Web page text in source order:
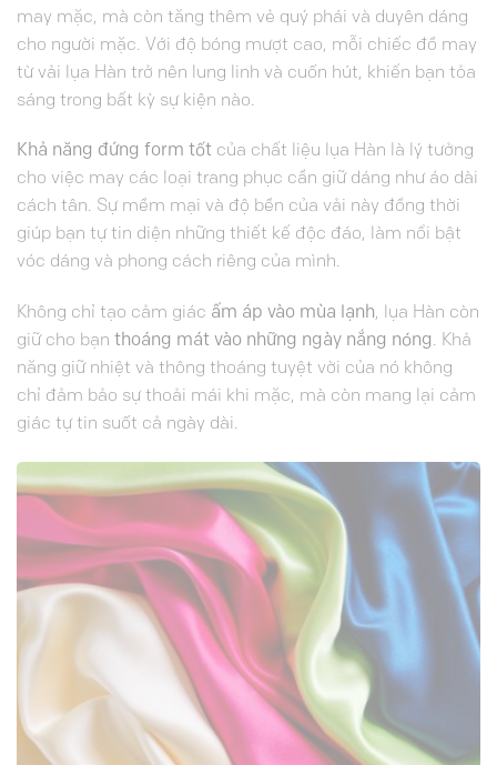
may mặc, mà còn tăng thêm vẻ quý phái và duyên dáng
cho người mặc. Với độ bóng mượt cao, mỗi chiếc đồ may
từ vải lụa Hàn trở nên lung linh và cuốn hút, khiến bạn tỏa
sáng trong bất kỳ sự kiện nào.
Khả năng đứng form tốt của chất liệu lụa Hàn là lý tưởng
cho việc may các loại trang phục cần giữ dáng như áo dài
cách tân. Sự mềm mại và độ bền của vải này đồng thời
giúp bạn tự tin diện những thiết kế độc đáo, làm nổi bật
vóc dáng và phong cách riêng của mình.
Không chỉ tạo cảm giác ấm áp vào mùa lạnh, lụa Hàn còn
giữ cho bạn thoáng mát vào những ngày nắng nóng. Khả
năng giữ nhiệt và thông thoáng tuyệt vời của nó không
chỉ đảm bảo sự thoải mái khi mặc, mà còn mang lại cảm
giác tự tin suốt cả ngày dài.